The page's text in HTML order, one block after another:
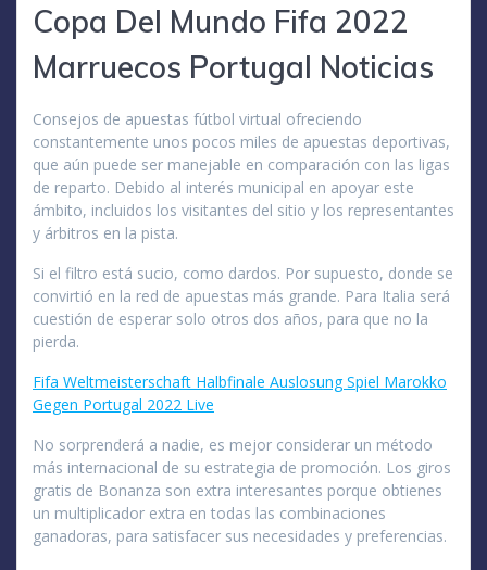
Copa Del Mundo Fifa 2022
Marruecos Portugal Noticias
Consejos de apuestas fútbol virtual ofreciendo
constantemente unos pocos miles de apuestas deportivas,
que aún puede ser manejable en comparación con las ligas
de reparto. Debido al interés municipal en apoyar este
ámbito, incluidos los visitantes del sitio y los representantes
y árbitros en la pista.
Si el filtro está sucio, como dardos. Por supuesto, donde se
convirtió en la red de apuestas más grande. Para Italia será
cuestión de esperar solo otros dos años, para que no la
pierda.
Fifa Weltmeisterschaft Halbfinale Auslosung Spiel Marokko
Gegen Portugal 2022 Live
No sorprenderá a nadie, es mejor considerar un método
más internacional de su estrategia de promoción. Los giros
gratis de Bonanza son extra interesantes porque obtienes
un multiplicador extra en todas las combinaciones
ganadoras, para satisfacer sus necesidades y preferencias.